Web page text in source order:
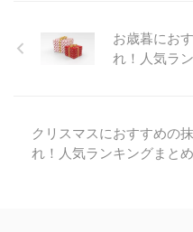
お歳暮にお
れ！人気ラ
クリスマスにおすすめの
れ！人気ランキングまとめ